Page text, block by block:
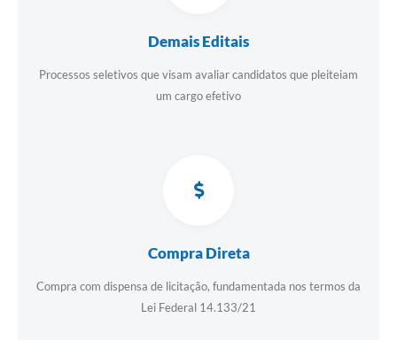
Demais Editais
Processos seletivos que visam avaliar candidatos que pleiteiam
um cargo efetivo
Compra Direta
Compra com dispensa de licitação, fundamentada nos termos da
Lei Federal 14.133/21